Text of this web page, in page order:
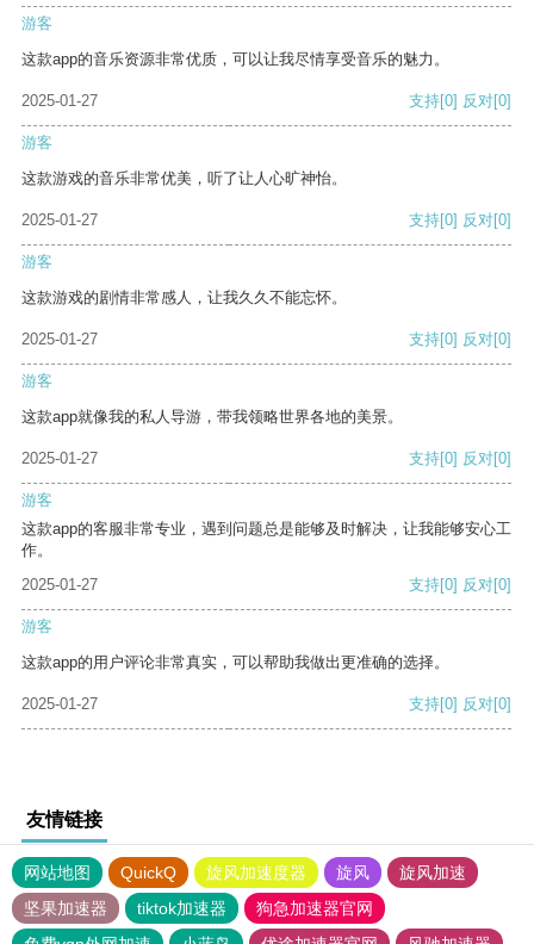
游客
这款app的音乐资源非常优质，可以让我尽情享受音乐的魅力。
2025-01-27 支持[0] 反对[0]
游客
这款游戏的音乐非常优美，听了让人心旷神怡。
2025-01-27 支持[0] 反对[0]
游客
这款游戏的剧情非常感人，让我久久不能忘怀。
2025-01-27 支持[0] 反对[0]
游客
这款app就像我的私人导游，带我领略世界各地的美景。
2025-01-27 支持[0] 反对[0]
游客
这款app的客服非常专业，遇到问题总是能够及时解决，让我能够安心工
作。
2025-01-27
支持[0] 反对[0]
游客
这款app的用户评论非常真实，可以帮助我做出更准确的选择。
2025-01-27 支持[0] 反对[0]
友情链接
网站地图 QuickQ 旋风加速度器 旋风
旋风加速
坚果加速器
tiktok加速器
狗急加速器官网